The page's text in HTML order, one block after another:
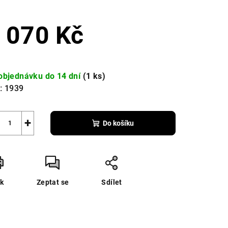
070 Kč
do 14 dní (1 ks)
1939
+ Do košíku
Zeptat se Sdílet